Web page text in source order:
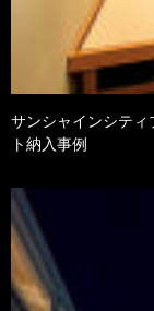
サンシャインシテ
ト納入事例